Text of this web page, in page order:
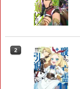
2
2